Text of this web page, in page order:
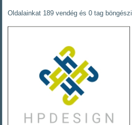
Oldalainkat 189 vendég és 0 tag böngészi